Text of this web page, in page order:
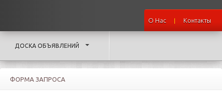
О Нас | Контакты
ДОСКА ОБЪЯВЛЕНИЙ
ФОРМА ЗАПРОСА